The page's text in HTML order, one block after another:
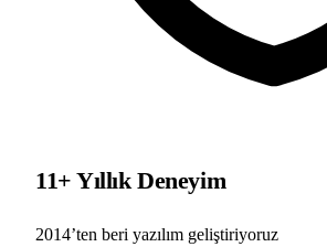
11+ Yıllık Deneyim
2014’ten beri yazılım geliştiriyoruz